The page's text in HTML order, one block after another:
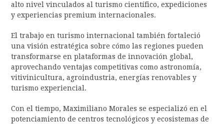
alto nivel vinculados al turismo científico, expediciones
y experiencias premium internacionales.
El trabajo en turismo internacional también fortaleció
una visión estratégica sobre cómo las regiones pueden
transformarse en plataformas de innovación global,
aprovechando ventajas competitivas como astronomía,
vitivinicultura, agroindustria, energías renovables y
turismo experiencial.
Con el tiempo, Maximiliano Morales se especializó en el
potenciamiento de centros tecnológicos y ecosistemas de